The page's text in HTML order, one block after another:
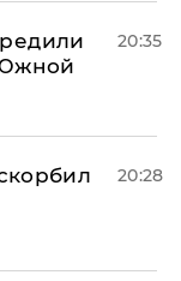
20:35
20:28